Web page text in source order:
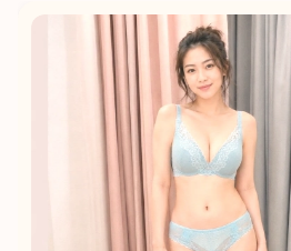
港澳中文
English